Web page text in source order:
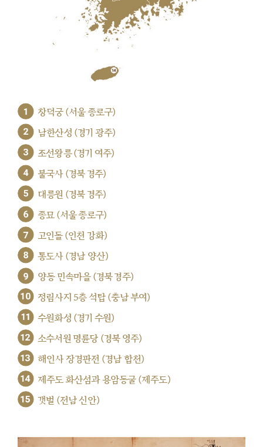
1 창덕궁 (서울 종로구)
2 남한산성 (경기 광주)
3 조선왕릉 (경기 여주)
4 불국사 (경북 경주)
5 대릉원 (경북 경주)
6 종묘 (서울 종로구)
7 고인돌 (인천 강화)
8 통도사 (경남 양산)
9 양동 민속마을 (경북 경주)
10 정림사지 5층 석탑 (충남 부여)
11 수원화성 (경기 수원)
12 소수서원 명륜당 (경북 영주)
13 해인사 장경판전 (경남 합천)
14 제주도 화산섬과 용암동굴 (제주도)
15 갯벌 (전남 신안)